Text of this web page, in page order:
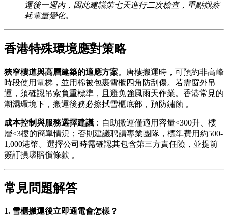
運後一週內，因此建議第七天進行二次檢查，重點觀察
耗電量變化。
香港特殊環境應對策略
狹窄樓道與高層建築的適應方案。唐樓搬運時，可預約非高峰
時段使用電梯，並用棉被包裹雪櫃四角防刮傷。若需窗外吊
運，須確認吊索負重標準，且避免強風雨天作業。香港常見的
潮濕環境下，搬運後務必擦拭雪櫃底部，預防鏽蝕 。
成本控制與服務選擇建議 ：自助搬運僅適用容量<300升、樓
層<3樓的簡單情況；否則建議聘請專業團隊，標準費用約500-
1,000港幣。選擇公司時需確認其包含第三方責任險，並提前
簽訂損壞賠償條款 。
常見問題解答
1. 雪櫃搬運後立即通電會怎樣？